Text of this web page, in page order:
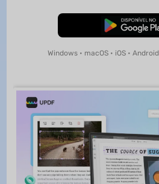
Baixar Grátis
Windows • macOS • iOS • Android